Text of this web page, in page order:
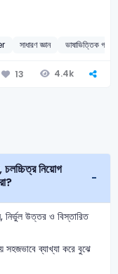
সাধারণ জ্ঞান ভাষাভিত্তিক গান,
13 4.4k
নির্ভুল উত্তর ও বিস্তারিত
সহজভাবে ব্যাখ্যা করে বুঝে